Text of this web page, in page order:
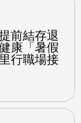
前結存退
康「暑假
行職場接